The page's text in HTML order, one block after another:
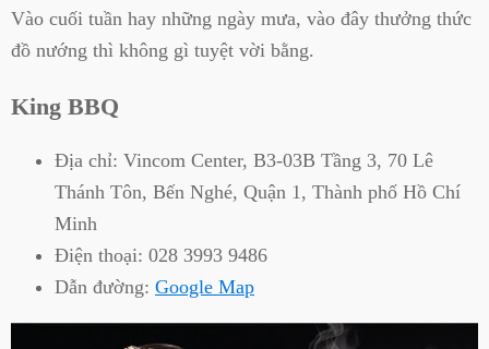
Vào cuối tuần hay những ngày mưa, vào đây thưởng thức
đồ nướng thì không gì tuyệt vời bằng.
King BBQ
Địa chỉ: Vincom Center, B3-03B Tầng 3, 70 Lê
Thánh Tôn, Bến Nghé, Quận 1, Thành phố Hồ Chí
Minh
Điện thoại: 028 3993 9486
Dẫn đường: Google Map